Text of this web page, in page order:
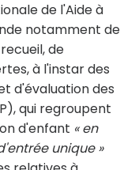
de l'Aide à
notamment de
de
à l'instar des
d'évaluation des
qui regroupent
d'enfant « en
unique »